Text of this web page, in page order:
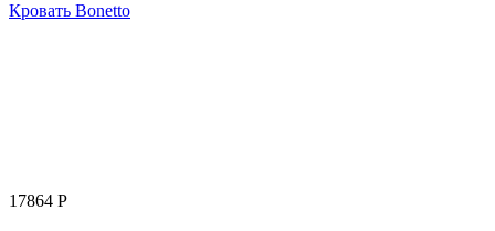
Кровать Bonetto
17864 Р